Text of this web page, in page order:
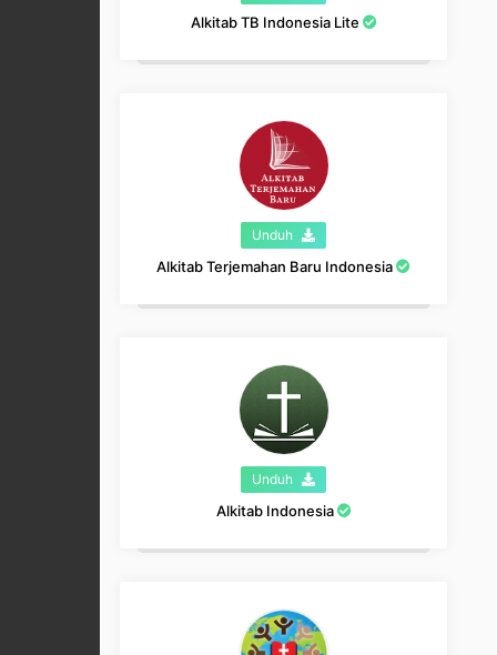
Alkitab TB Indonesia Lite
Unduh
Alkitab Terjemahan Baru Indonesia
Unduh
Alkitab Indonesia